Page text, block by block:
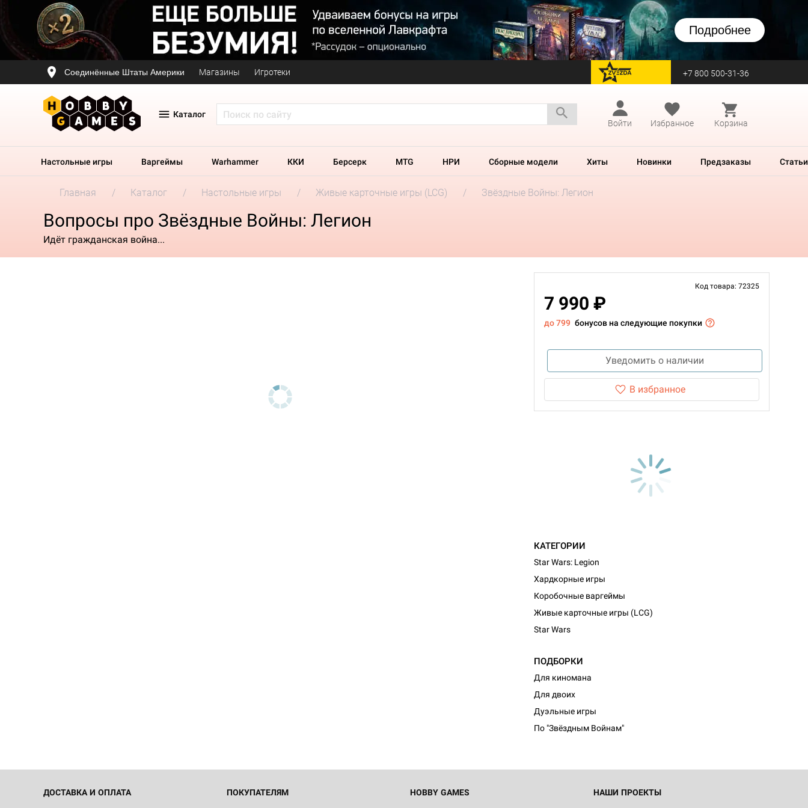
Подробнее
Соединённые Штаты Америки Магазины Игротеки перейти на Zvezda +7 800 500-31-36
Каталог
Войти
Избранное Корзина
Настольные игры Варгеймы Warhammer ККИ Берсерк MTG НРИ Сборные модели Хиты Новинки Предзаказы Статьи
Главная Каталог Настольные игры Живые карточные игры (LCG) Звёздные Войны: Легион
Вопросы про Звёздные Войны: Легион
Идёт гражданская война...
Код товара: 72325
7 990 ₽
до 799 бонусов на следующие покупки
Уведомить о наличии
В избранное
КАТЕГОРИИ
Star Wars: Legion
Хардкорные игры
Коробочные варгеймы
Живые карточные игры (LCG)
Star Wars
ПОДБОРКИ
Для киномана
Для двоих
Дуэльные игры
По "Звёздным Войнам"
ДОСТАВКА И ОПЛАТА ПОКУПАТЕЛЯМ HOBBY GAMES НАШИ ПРОЕКТЫ